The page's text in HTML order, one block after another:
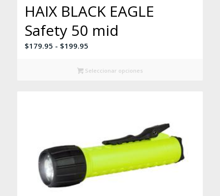
HAIX BLACK EAGLE
Safety 50 mid
$179.95 - $199.95Rango
precios:
Seleccionar opciones